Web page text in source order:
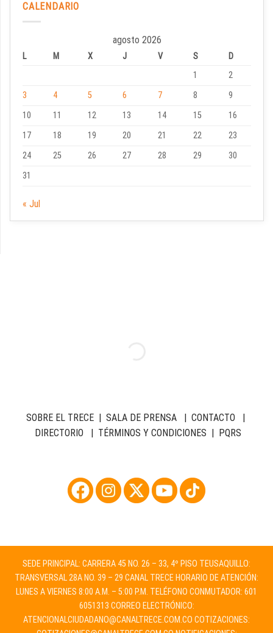
CALENDARIO
agosto 2026
L M X J V S
D
1
2
3
4 5 6 7 8
9
10
11 12 13 14 15
16
17
18 19 20 21 22
23
24
25 26 27 28 29
30
31
« Jul
SOBRE EL TRECE| SALA DE PRENSA| CONTACTO |
DIRECTORIO | TÉRMINOS Y CONDICIONES | PQRS
SEDE PRINCIPAL: CARRERA 45 NO. 26 – 33, 4º PISO TEUSAQUILLO:
TRANSVERSAL 28A NO. 39 – 29 CANAL TRECE HORARIO DE ATENCIÓN:
LUNES A VIERNES 8:00 A.M. – 5:00 P.M. TELÉFONO CONMUTADOR: 601
6051313 CORREO ELECTRÓNICO:
ATENCIONALCIUDADANO@CANALTRECE.COM.CO COTIZACIONES: